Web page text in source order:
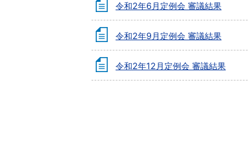
令和2年6月定例会 審議結果
令和2年9月定例会 審議結果
令和2年12月定例会 審議結果